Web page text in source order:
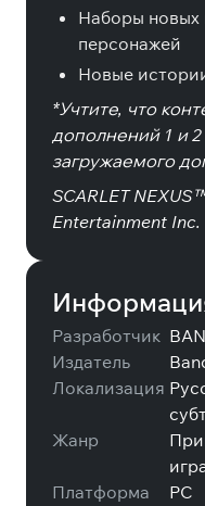
Наборы новых
персонажей
Новые
*Учтите, что
дополнений 1 и 2
загружаемого
SCARLET
Entertainment Inc.
Разработчик
Издатель
Локализация
Жанр
Платформа
PC